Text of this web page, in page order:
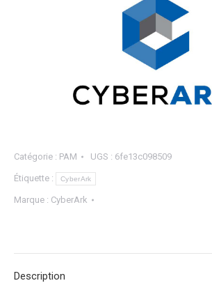
Catégorie : PAM UGS : 6fe13c098509
Étiquette : CyberArk
Marque : CyberArk
Description